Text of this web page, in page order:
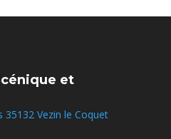
et
35132 Vezin le Coquet